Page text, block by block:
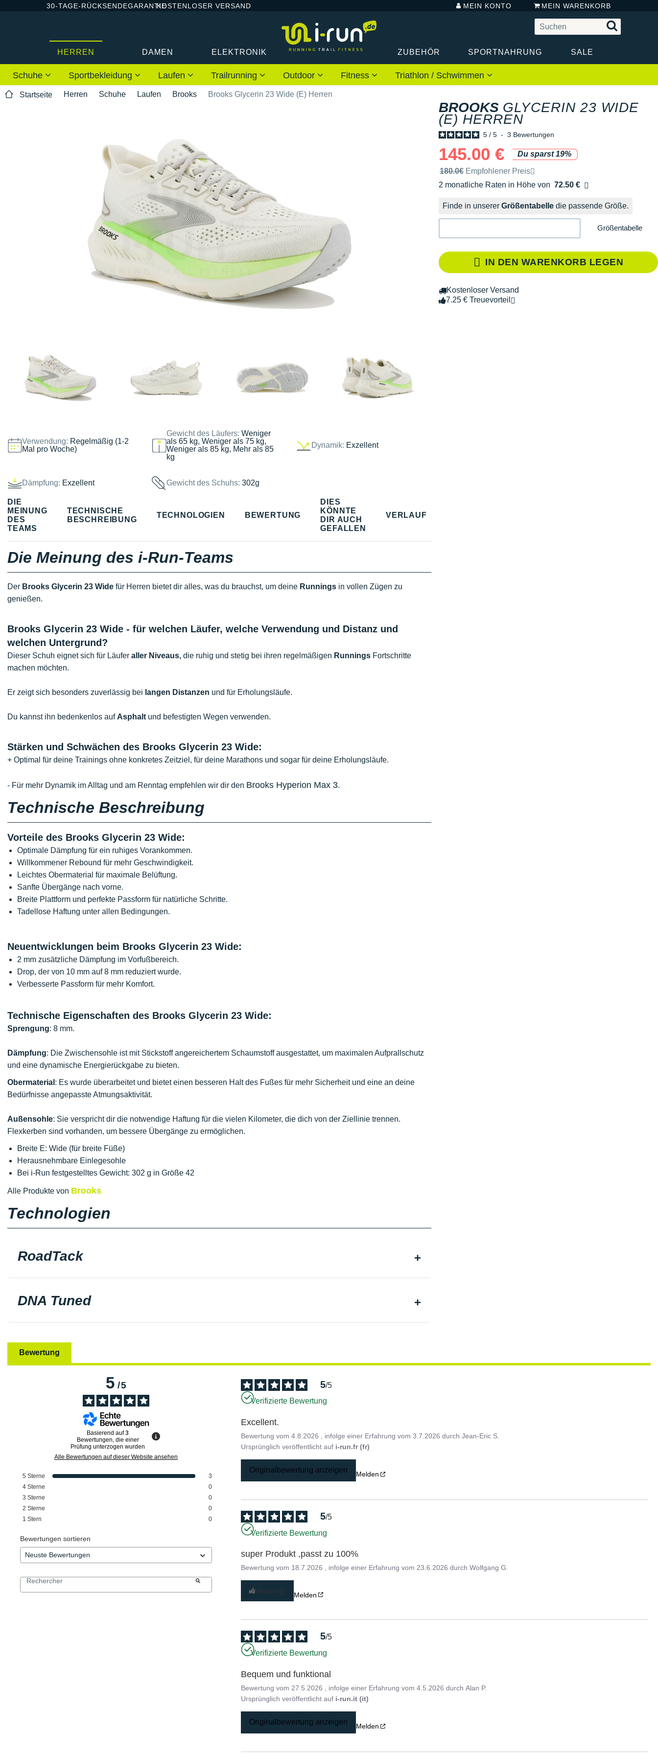
30-TAGE-RÜCKSENDEGARANTIEKOSTENLOSER VERSAND MEIN KONTO MEIN WARENKORB
HERREN DAMEN ELEKTRONIK ZUBEHÖR SPORTNAHRUNG SALE
Schuhe Sportbekleidung Laufen Trailrunning Outdoor Fitness Triathlon / Schwimmen
Startseite Herren Schuhe Laufen Brooks Brooks Glycerin 23 Wide (E) Herren
Verwendung: Regelmäßig (1-2
Mal pro Woche)
Gewicht des Läufers:Weniger
als 65 kg, Weniger als 75 kg,
Weniger als 85 kg, Mehr als 85
kg
Dynamik: Exzellent
Dämpfung: Exzellent Gewicht des Schuhs:302g
BROOKS GLYCERIN 23 WIDE
(E) HERREN
5 / 5 - 3 Bewertungen
145.00 €
Du sparst 19%
Unverbindliche Preisempfehlung der Marke
180.0€ Empfohlener Preis
2 monatliche Raten in Höhe von 72.50 €
Ohne Zusatzkosten
Finde in unserer Größentabelle die passende Größe.
Größentabelle
IN DEN WARENKORB LEGEN
Kostenloser Versand
7.25 € Treuevorteil
DIE
MEINUNG
DES
TEAMS
TECHNISCHE
BESCHREIBUNG
TECHNOLOGIEN BEWERTUNG
DIES
KÖNNTE
DIR AUCH
GEFALLEN
VERLAUF
Die Meinung des i-Run-Teams
Der Brooks Glycerin 23 Wide für Herren bietet dir alles, was du brauchst, um deine Runnings in vollen Zügen zu
genießen.
Brooks Glycerin 23 Wide - für welchen Läufer, welche Verwendung und Distanz und
welchen Untergrund?
Dieser Schuh eignet sich für Läufer aller Niveaus, die ruhig und stetig bei ihren regelmäßigen Runnings Fortschritte
machen möchten.
Er zeigt sich besonders zuverlässig bei langen Distanzen und für Erholungsläufe.
Du kannst ihn bedenkenlos auf Asphalt und befestigten Wegen verwenden.
Stärken und Schwächen des Brooks Glycerin 23 Wide:
+ Optimal für deine Trainings ohne konkretes Zeitziel, für deine Marathons und sogar für deine Erholungsläufe.
- Für mehr Dynamik im Alltag und am Renntag empfehlen wir dir den Brooks Hyperion Max 3.
Technische Beschreibung
Vorteile des Brooks Glycerin 23 Wide:
Optimale Dämpfung für ein ruhiges Vorankommen.
Willkommener Rebound für mehr Geschwindigkeit.
Leichtes Obermaterial für maximale Belüftung.
Sanfte Übergänge nach vorne.
Breite Plattform und perfekte Passform für natürliche Schritte.
Tadellose Haftung unter allen Bedingungen.
Neuentwicklungen beim Brooks Glycerin 23 Wide:
2 mm zusätzliche Dämpfung im Vorfußbereich.
Drop, der von 10 mm auf 8 mm reduziert wurde.
Verbesserte Passform für mehr Komfort.
Technische Eigenschaften des Brooks Glycerin 23 Wide:
Sprengung: 8 mm.
Dämpfung: Die Zwischensohle ist mit Stickstoff angereichertem Schaumstoff ausgestattet, um maximalen Aufprallschutz
und eine dynamische Energierückgabe zu bieten.
Obermaterial : Es wurde überarbeitet und bietet einen besseren Halt des Fußes für mehr Sicherheit und eine an deine
Bedürfnisse angepasste Atmungsaktivität.
Außensohle: Sie verspricht dir die notwendige Haftung für die vielen Kilometer, die dich von der Ziellinie trennen.
Flexkerben sind vorhanden, um bessere Übergänge zu ermöglichen.
Breite E: Wide (für breite Füße)
Herausnehmbare Einlegesohle
Bei i-Run festgestelltes Gewicht: 302 g in Größe 42
Alle Produkte von Brooks
Technologien
RoadTack
DNA Tuned
Bewertung
5/5
Basierend auf3
Bewertungen, die einer
Prüfung unterzogen wurden
Alle Bewertungen auf dieser Website ansehen
5 Sterne
3
4 Sterne
0
3 Sterne
0
2 Sterne
0
1 Stern 0
Bewertungen sortieren
5/5
Verifizierte Bewertung
Excellent.
Bewertung vom4.8.2026 , infolge einer Erfahrung vom3.7.2026 durchJean-Eric S.
Ursprünglich veröffentlicht auf i-run.fr (fr)
Originalbewertung anzeigen Melden
5/5
Verifizierte Bewertung
super Produkt ,passt zu 100%
Bewertung vom 18.7.2026 , infolge einer Erfahrung vom 23.6.2026 durchWolfgang G.
Hilfreich(0) Melden
5/5
Verifizierte Bewertung
Bequem und funktional
Bewertung vom 27.5.2026 , infolge einer Erfahrung vom4.5.2026 durchAlan P.
Ursprünglich veröffentlicht auf i-run.it (it)
Originalbewertung anzeigen Melden